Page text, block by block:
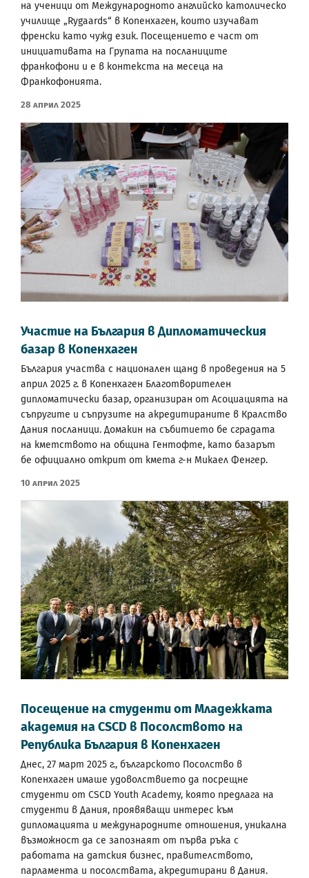
на ученици от Международното английско католическо
училище „Rygaards“ в Копенхаген, които изучават
френски като чужд език. Посещението е част от
инициативата на Групата на посланиците
франкофони и е в контекста на месеца на
Франкофонията.
28 Април 2025
Участие на България в Дипломатическия
базар в Копенхаген
България участва с национален щанд в проведения на 5
април 2025 г. в Копенхаген Благотворителен
дипломатически базар, организиран от Асоциацията на
съпругите и съпрузите на акредитираните в Кралство
Дания посланици. Домакин на събитието бе сградата
на кметството на община Гентофте, като базарът
бе официално открит от кмета г-н Микаел Фенгер.
10 Април 2025
Посещение на студенти от Младежката
академия на CSCD в Посолството на
Република България в Копенхаген
Днес, 27 март 2025 г., българското Посолство в
Копенхаген имаше удоволствието да посрещне
студенти от CSCD Youth Academy, която предлага на
студенти в Дания, проявяващи интерес към
дипломацията и международните отношения, уникална
възможност да се запознаят от първа ръка с
работата на датския бизнес, правителството,
парламента и посолствата, акредитирани в Дания.